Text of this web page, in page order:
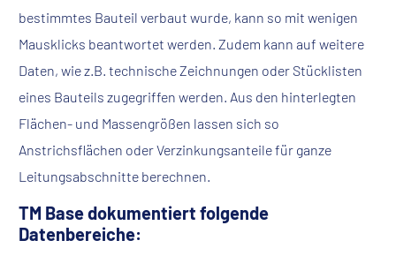
bestimmtes Bauteil verbaut wurde, kann so mit wenigen
Mausklicks beantwortet werden. Zudem kann auf weitere
Daten, wie z.B. technische Zeichnungen oder Stücklisten
eines Bauteils zugegriffen werden. Aus den hinterlegten
Flächen- und Massengrößen lassen sich so
Anstrichsflächen oder Verzinkungsanteile für ganze
Leitungsabschnitte berechnen.
TM Base dokumentiert folgende
Datenbereiche: